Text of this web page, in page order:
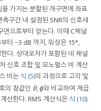
가지는 분할된 개구면에 좌표
구간 내 설정된 SNR의 신호세
면으로부터 얻는다. 이때 C채널
터 −3 dB 까지, 위상은 15°,
다. 상대오차가 포함된 네 채널
신호 조합 및 모노펄스 비 계산
비는 식 (5)의 과정으로 고각 및
의 참값인 θ,ϕ와 비교하여 제곱
산한다. RMS 계산식은 식 (10)